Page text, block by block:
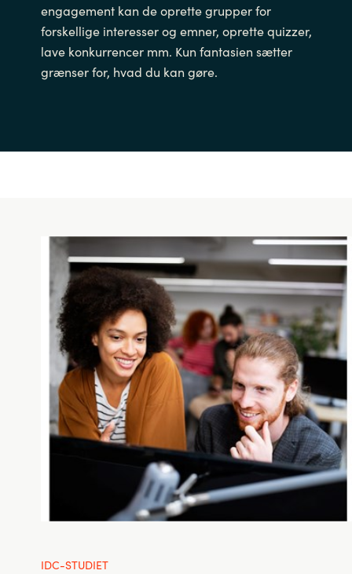
engagement kan de oprette grupper for
forskellige interesser og emner, oprette quizzer,
lave konkurrencer mm. Kun fantasien sætter
grænser for, hvad du kan gøre.
IDC-STUDIET